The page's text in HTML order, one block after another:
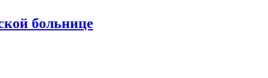
больнице